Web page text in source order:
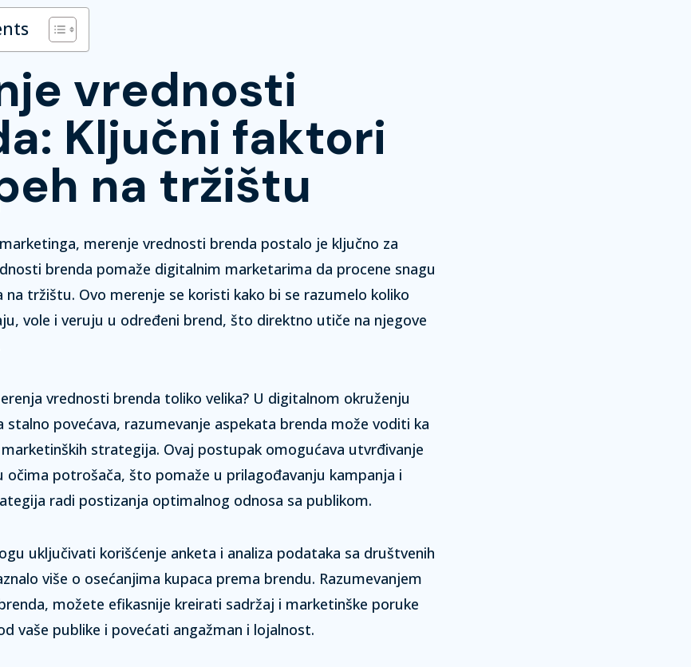
vrednosti
Ključni faktori
na tržištu
merenje vrednosti brenda postalo je ključno za
brenda pomaže digitalnim marketarima da procene snagu
na tržištu. Ovo merenje se koristi kako bi se razumelo koliko
vole i veruju u određeni brend, što direktno utiče na njegove
vrednosti brenda toliko velika? U digitalnom okruženju
stalno povećava, razumevanje aspekata brenda može voditi ka
strategija. Ovaj postupak omogućava utvrđivanje
očima potrošača, što pomaže u prilagođavanju kampanja i
radi postizanja optimalnog odnosa sa publikom.
uključivati korišćenje anketa i analiza podataka sa društvenih
više o osećanjima kupaca prema brendu. Razumevanjem
možete efikasnije kreirati sadržaj i marketinške poruke
vaše publike i povećati angažman i lojalnost.